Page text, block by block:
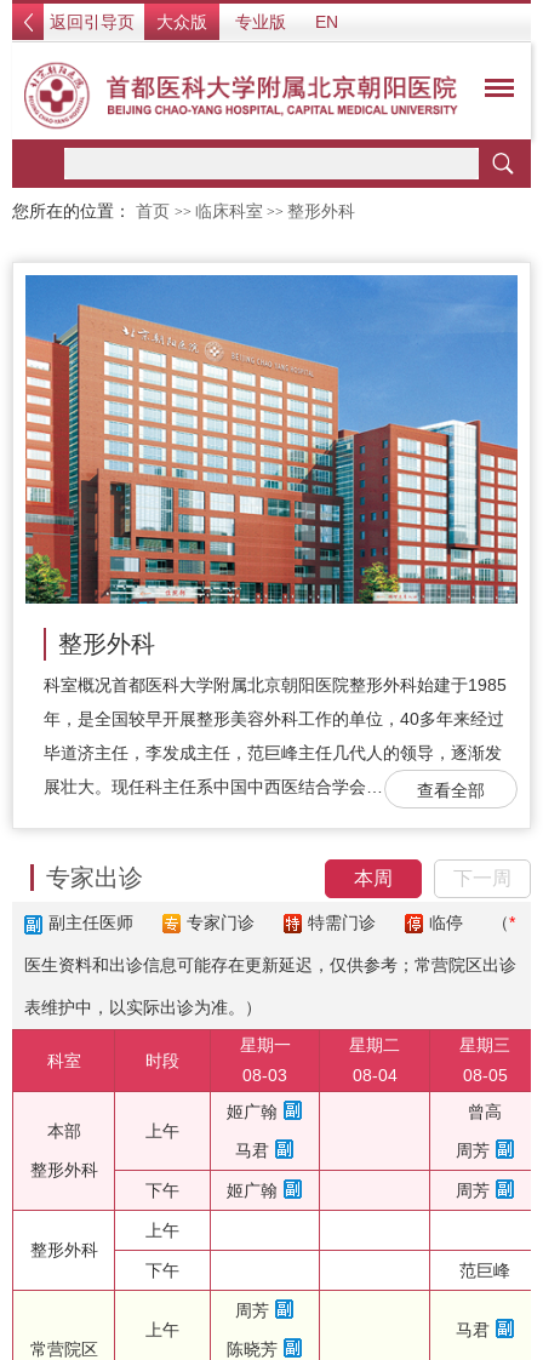
返回引导页 大众版 专业版 EN
您所在的位置： 首页 >> 临床科室 >> 整形外科
整形外科
科室概况首都医科大学附属北京朝阳医院整形外科始建于1985
年，是全国较早开展整形美容外科工作的单位，40多年来经过
毕道济主任，李发成主任，范巨峰主任几代人的领导，逐渐发
展壮大。现任科主任系中国中西医结合学会…
查看全部
本周 下一周
专家出诊
副主任医师 专家门诊 特需门诊 临停 （*
医生资料和出诊信息可能存在更新延迟，仅供参考；常营院区出诊
表维护中，以实际出诊为准。）
科室 时段
星期一
08-03
星期二
08-04
星期三
08-05
本部
整形外科
上午
姬广翰
马君
曾高
周芳
下午 姬广翰 周芳
整形外科
上午
下午 范巨峰
常营院区
上午
周芳
陈晓芳
马君